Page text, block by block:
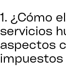
1. ¿Cómo
servicios
aspectos